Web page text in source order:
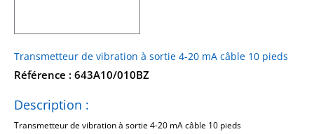
Transmetteur de vibration à sortie 4-20 mA câble 10 pieds
Référence : 643A10/010BZ
Description :
Transmetteur de vibration à sortie 4-20 mA câble 10 pieds